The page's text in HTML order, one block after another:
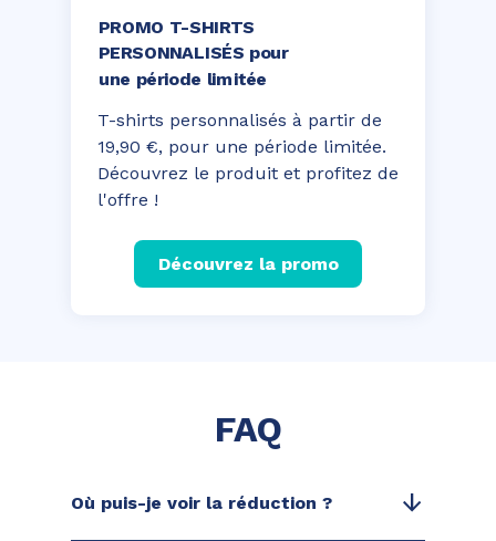
FAQ
T-shirts personnalisés à partir de
19,90 €, pour une période limitée.
Découvrez le produit et profitez de
l'offre !
PROMO T-SHIRTS
PERSONNALISÉS pour
une période limitée
Découvrez la promo
Où puis-je voir la réduction ? arrow_downward